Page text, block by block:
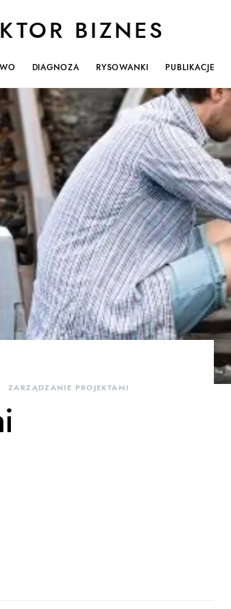
BIZNES
DIAGNOZA RYSOWANKI PUBLIKACJE
ZARZĄDZANIE PROJEKTAMI